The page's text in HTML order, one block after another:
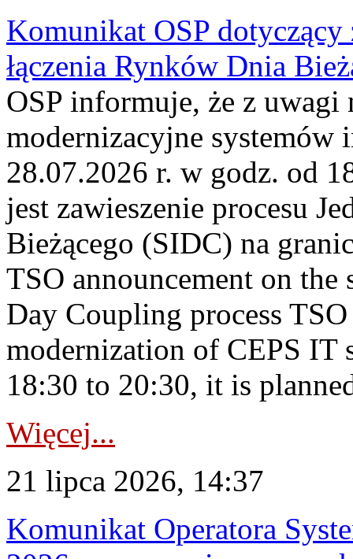
Komunikat OSP dotyczący
łączenia Rynków Dnia
OSP informuje, że z uwagi
modernizacyjne
28.07.2026 r. w godz. od
jest zawieszenie procesu
Bieżącego (SIDC) na
TSO announcement on
Day Coupling process
modernization of CEPS IT
18:30 to 20:30, it is
Więcej...
21 lipca 2026, 14:37
Komunikat Operatora